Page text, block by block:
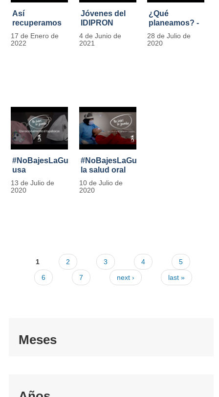
Así
recuperamos
las bancas del
Park Way
17 de Enero de
2022
Jóvenes del
IDIPRON
comprometidos
con la
4 de Junio de
2021
¿Qué
planeamos? -
Por Carlos
Marín, director
28 de Julio de
2020
#NoBajesLaGuardia:
usa
racionalmente
el tapabocas
13 de Julio de
2020
#NoBajesLaGuardia:
la salud oral
también
cuenta
10 de Julio de
2020
1 2 3 4
5
6
7 next › last »
Meses